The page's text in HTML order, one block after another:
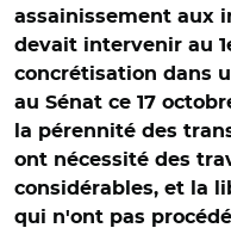
assainissement aux
devait intervenir au
concrétisation dans
au Sénat ce 17
la pérennité des
ont nécessité des
considérables, et la
qui n'ont pas